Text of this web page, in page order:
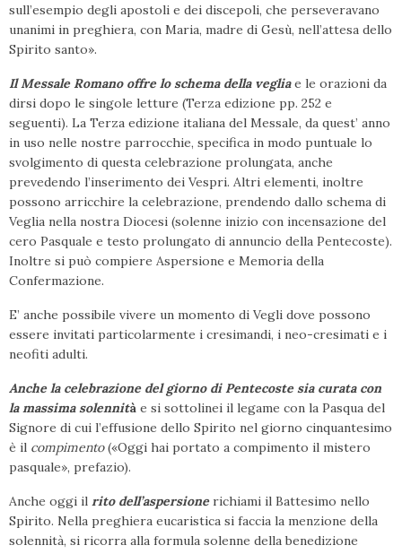
sull’esempio degli apostoli e dei discepoli, che perseveravano
unanimi in preghiera, con Maria, madre di Gesù, nell’attesa dello
Spirito santo».
Il Messale Romano offre lo schema della vegliae le orazioni da
dirsi dopo le singole letture (Terza edizione pp. 252 e
seguenti). La Terza edizione italiana del Messale, da quest’ anno
in uso nelle nostre parrocchie, specifica in modo puntuale lo
svolgimento di questa celebrazione prolungata, anche
prevedendo l’inserimento dei Vespri. Altri elementi, inoltre
possono arricchire la celebrazione, prendendo dallo schema di
Veglia nella nostra Diocesi (solenne inizio con incensazione del
cero Pasquale e testo prolungato di annuncio della Pentecoste).
Inoltre si può compiere Aspersione e Memoria della
Confermazione.
E’ anche possibile vivere un momento di Vegli dove possono
essere invitati particolarmente i cresimandi, i neo-cresimati e i
neofiti adulti.
Anche la celebrazione del giorno di Pentecoste sia curata con
la massima solennità e si sottolinei il legame con la Pasqua del
Signore di cui l’effusione dello Spirito nel giorno cinquantesimo
è il compimento(«Oggi hai portato a compimento il mistero
pasquale», prefazio).
Anche oggi il rito dell’aspersione richiami il Battesimo nello
Spirito. Nella preghiera eucaristica si faccia la menzione della
solennità, si ricorra alla formula solenne della benedizione